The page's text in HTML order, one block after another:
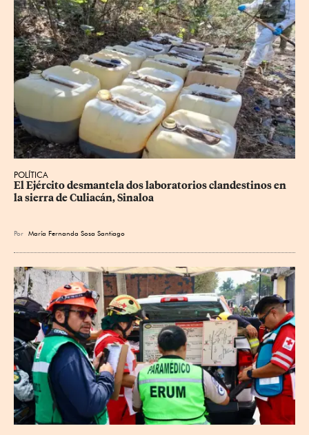
POLÍTICA
El Ejército desmantela dos laboratorios clandestinos en
la sierra de Culiacán, Sinaloa
Por María Fernanda Sosa Santiago